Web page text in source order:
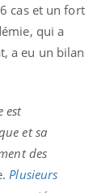
cas et un fort
qui a
a eu un bilan
est
et sa
des
Plusieurs